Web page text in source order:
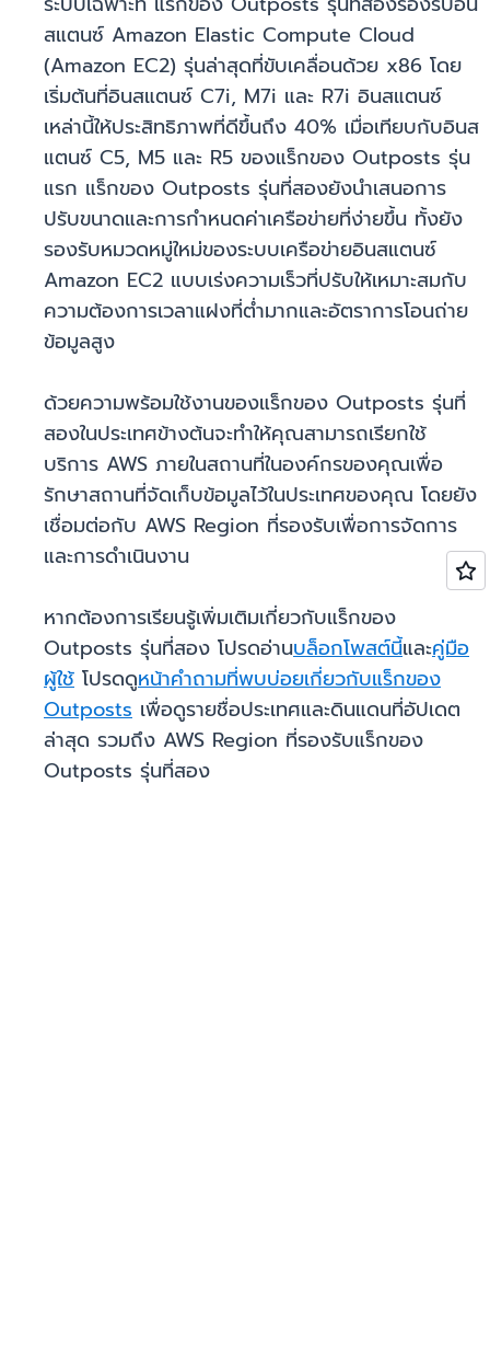
สแตนซ์ Amazon Elastic Compute Cloud
(Amazon EC2) รุ่นล่าสุดที่ขับเคลื่อนด้วย x86 โดย
เริ่มต้นที่อินสแตนซ์ C7i, M7i และ R7i อินสแตนซ์
เหล่านี้ให้ประสิทธิภาพที่ดีขึ้นถึง 40% เมื่อเทียบกับอินส
แตนซ์ C5, M5 และ R5 ของแร็กของ Outposts รุ่น
แรก แร็กของ Outposts รุ่นที่สองยังนำเสนอการ
ปรับขนาดและการกำหนดค่าเครือข่ายที่ง่ายขึ้น ทั้งยัง
รองรับหมวดหมู่ใหม่ของระบบเครือข่ายอินสแตนซ์
Amazon EC2 แบบเร่งความเร็วที่ปรับให้เหมาะสมกับ
ความต้องการเวลาแฝงที่ต่ำมากและอัตราการโอนถ่าย
ข้อมูลสูง
ด้วยความพร้อมใช้งานของแร็กของ Outposts รุ่นที่
สองในประเทศข้างต้นจะทำให้คุณสามารถเรียกใช้
บริการ AWS ภายในสถานที่ในองค์กรของคุณเพื่อ
รักษาสถานที่จัดเก็บข้อมูลไว้ในประเทศของคุณ โดยยัง
เชื่อมต่อกับ AWS Region ที่รองรับเพื่อการจัดการ
และการดำเนินงาน
หากต้องการเรียนรู้เพิ่มเติมเกี่ยวกับแร็กของ
Outposts รุ่นที่สอง โปรดอ่านบล็อกโพสต์นี้และคู่มือ
ผู้ใช้ โปรดดูหน้าคำถามที่พบบ่อยเกี่ยวกับแร็กของ
Outposts เพื่อดูรายชื่อประเทศและดินแดนที่อัปเดต
ล่าสุด รวมถึง AWS Region ที่รองรับแร็กของ
Outposts รุ่นที่สอง